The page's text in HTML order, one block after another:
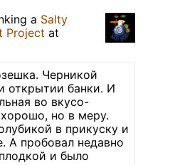
a Salty
Project at
Черникой
открытии банки. И
во вкусо-
но в меру.
в прикуску и
А пробовал недавно
и было